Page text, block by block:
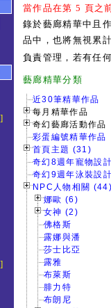
當作品在第 5 頁之
錄於藝廊精華中且
品中，也將無視累
負責管理，若有任
藝廊精
近30筆精華作品
每月精華作品
奇幻藝廊活動作品
彩蛋編號精華作品
首頁主題 (31)
奇幻8週年寵物設計
奇幻9週年泳裝設計
NPC人物相關 (44)
娜歐 (6)
女神 (2)
佛格斯
露娜與潘
莎士比亞
露雅
布萊斯
腓力特
布朗尼